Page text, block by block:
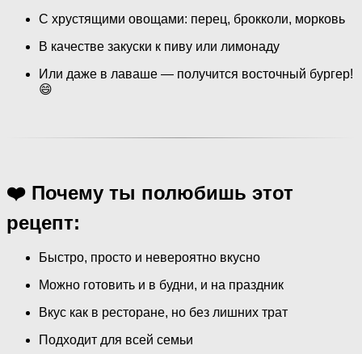
С хрустящими овощами: перец, брокколи, морковь
В качестве закуски к пиву или лимонаду
Или даже в лаваше — получится восточный бургер!
😄
❤️ Почему ты полюбишь этот
рецепт:
Быстро, просто и невероятно вкусно
Можно готовить и в будни, и на праздник
Вкус как в ресторане, но без лишних трат
Подходит для всей семьи